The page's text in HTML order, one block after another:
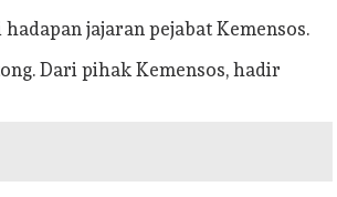
jajaran pejabat Kemensos.
Dari pihak Kemensos, hadir